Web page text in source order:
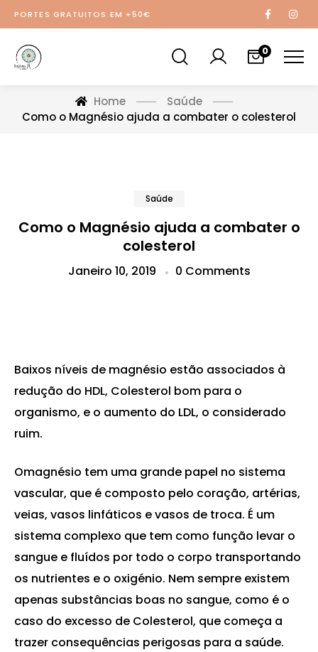
PORTES GRATUITOS EM +50€
0
Home
Saúde
Como o Magnésio ajuda a combater o colesterol
Saúde
Como o Magnésio ajuda a combater o
colesterol
Janeiro 10, 2019 0 Comments
Baixos níveis de magnésio estão associados à
redução do HDL, Colesterol bom para o
organismo, e o aumento do LDL, o considerado
ruim.
Omagnésio tem uma grande papel no sistema
vascular, que é composto pelo coração, artérias,
veias, vasos linfáticos e vasos de troca. É um
sistema complexo que tem como função levar o
sangue e fluídos por todo o corpo transportando
os nutrientes e o oxigénio. Nem sempre existem
apenas substâncias boas no sangue, como é o
caso do excesso de Colesterol, que começa a
trazer consequências perigosas para a saúde.